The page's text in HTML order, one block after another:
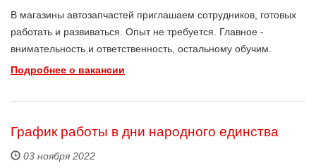
В магазины автозапчастей приглашаем сотрудников, готовых
работать и развиваться. Опыт не требуется. Главное -
внимательность и ответственность, остальному обучим.
Подробнее о вакансии
График работы в дни народного единства
03 ноября 2022